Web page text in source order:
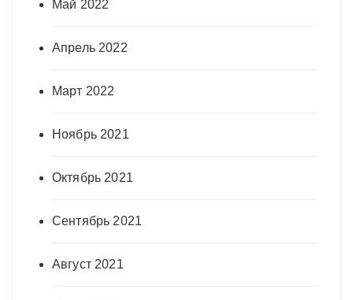
Май 2022
Апрель 2022
Март 2022
Ноябрь 2021
Октябрь 2021
Сентябрь 2021
Август 2021